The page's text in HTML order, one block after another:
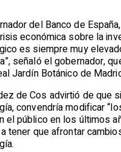
del Banco de
económica sobre la
es siempre muy
señaló el gobernador,
Jardín Botánico de
de Cos advirtió de que
convendría modificar
el público en los últimos
a tener que afrontar